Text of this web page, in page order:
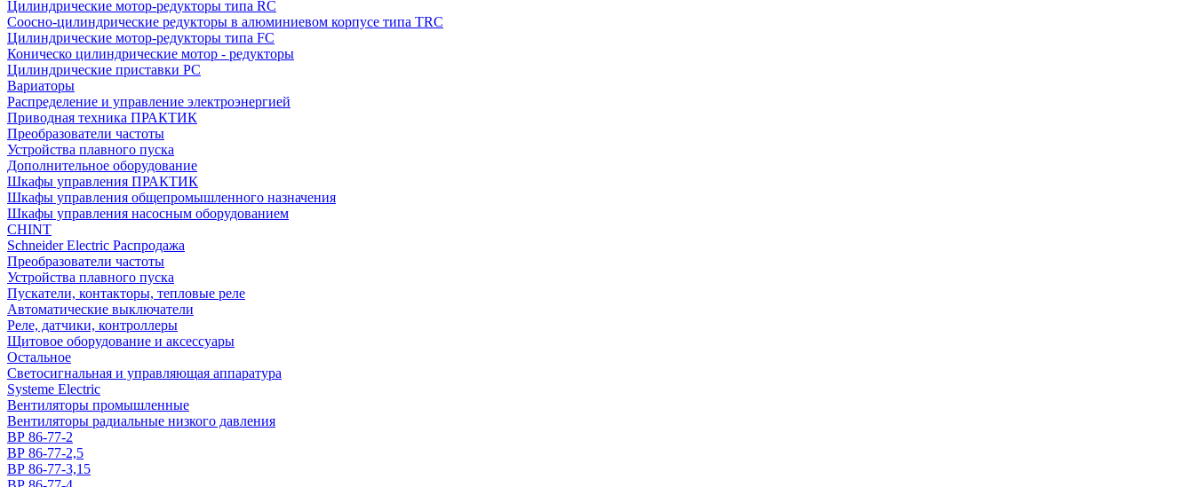
Цилиндрические мотор-редукторы типа RC
Соосно-цилиндрические редукторы в алюминиевом корпусе типа TRC
Цилиндрические мотор-редукторы типа FC
Коническо цилиндрические мотор - редукторы
Цилиндрические приставки PC
Вариаторы
Распределение и управление электроэнергией
Приводная техника ПРАКТИК
Преобразователи частоты
Устройства плавного пуска
Дополнительное оборудование
Шкафы управления ПРАКТИК
Шкафы управления общепромышленного назначения
Шкафы управления насосным оборудованием
CHINT
Schneider Electric Распродажа
Преобразователи частоты
Устройства плавного пуска
Пускатели, контакторы, тепловые реле
Автоматические выключатели
Реле, датчики, контроллеры
Щитовое оборудование и аксессуары
Остальное
Светосигнальная и управляющая аппаратура
Systeme Electric
Вентиляторы промышленные
Вентиляторы радиальные низкого давления
ВР 86-77-2
ВР 86-77-2,5
ВР 86-77-3,15